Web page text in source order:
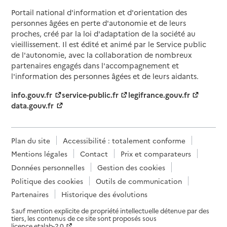
Portail national d'information et d'orientation des
personnes âgées en perte d'autonomie et de leurs
proches, créé par la loi d'adaptation de la société au
vieillissement. Il est édité et animé par le Service public
de l'autonomie, avec la collaboration de nombreux
partenaires engagés dans l'accompagnement et
l'information des personnes âgées et de leurs aidants.
info.gouv.fr
service-public.fr
legifrance.gouv.fr
data.gouv.fr
Plan du site
Accessibilité : totalement conforme
Mentions légales
Contact
Prix et comparateurs
Données personnelles
Gestion des cookies
Politique des cookies
Outils de communication
Partenaires
Historique des évolutions
Sauf mention explicite de propriété intellectuelle détenue par des
tiers, les contenus de ce site sont proposés sous